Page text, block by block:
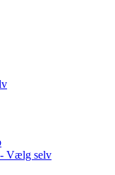
Vælg selv